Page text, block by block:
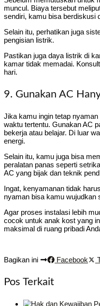
muncul. Biaya tersebut
sendiri, kamu bisa berdiskusi
Selain itu, perhatikan juga
pengisian listrik.
Pastikan juga daya listrik di
kamar tidak memadai.
hari.
9. Gunakan AC
Jika kamu ingin tetap
waktu tertentu. Gunakan AC
bekerja atau belajar. Di luar
energi.
Selain itu, kamu juga bisa
peralatan panas seperti
AC yang bijak dan teknik
Ingat, kenyamanan tidak
nyaman bisa kamu wujudkan
Agar proses instalasi lebih
cocok untuk anak kost yang
maksimal di ruang pribadi
Bagikan ini Facebook
Pos Terkait